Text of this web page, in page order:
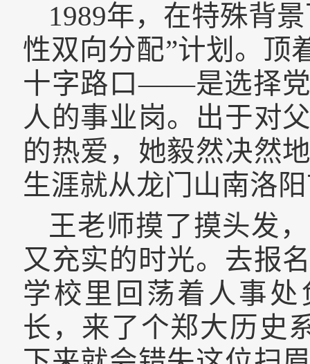
1989年，在特殊背
性双向分配”计划。顶
十字路口——是选择党
人的事业岗。出于对
的热爱，她毅然决然
生涯就从龙门山南洛
王老师摸了摸头发
又充实的时光。去报
学校里回荡着人事
长，来了个郑大历史